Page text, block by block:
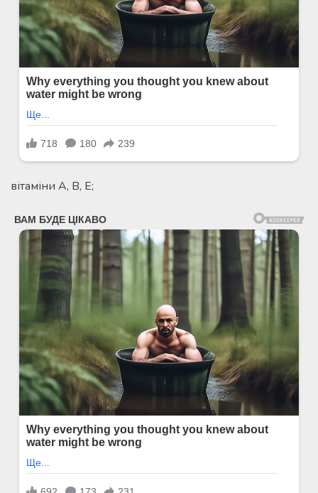
вітаміни А, В, Е;